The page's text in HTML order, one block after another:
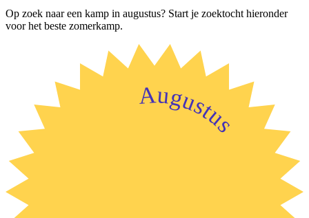
Op zoek naar een kamp in augustus? Start je zoektocht hieronder
voor het beste zomerkamp.
Augustus